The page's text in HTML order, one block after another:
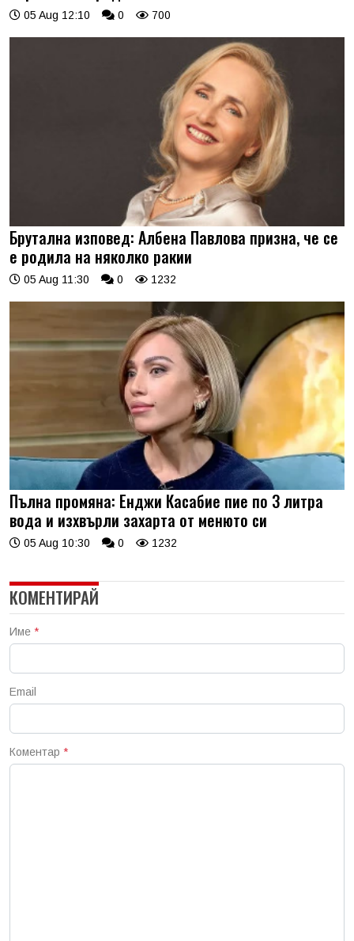
05 Aug 12:10 0 700
Брутална изповед: Албена Павлова призна, че се
е родила на няколко ракии
05 Aug 11:30 0 1232
Пълна промяна: Енджи Касабие пие по 3 литра
вода и изхвърли захарта от менюто си
05 Aug 10:30 0 1232
КОМЕНТИРАЙ
Име *
Email
Коментар *